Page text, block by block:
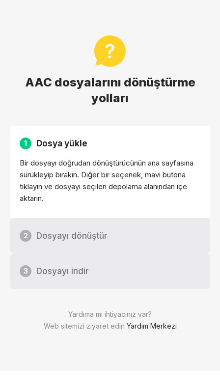
AAC dosyalarını dönüştürme
yolları
Yardıma mı ihtiyacınız var?
Web sitemizi ziyaret edin Yardım Merkezi
1 Dosya yükle
Bir dosyayı doğrudan dönüştürücünün ana sayfasına
sürükleyip bırakın. Diğer bir seçenek, mavi butona
tıklayın ve dosyayı seçilen depolama alanından içe
aktarın.
2 Dosyayı dönüştür
3 Dosyayı indir